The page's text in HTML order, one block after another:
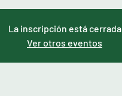
La inscripción está cerrada
Ver otros eventos